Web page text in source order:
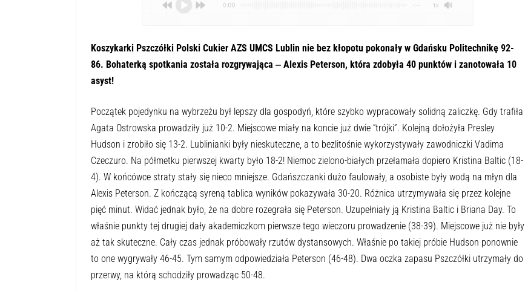
0:00 -:--
Koszykarki Pszczółki Polski Cukier AZS UMCS Lublin nie bez kłopotu pokonały w Gdańsku Politechnikę 92-
86. Bohaterką spotkania została rozgrywająca ‒ Alexis Peterson, która zdobyła 40 punktów i zanotowała 10
asyst!
Początek pojedynku na wybrzeżu był lepszy dla gospodyń, które szybko wypracowały solidną zaliczkę. Gdy trafiła
Agata Ostrowska prowadziły już 10-2. Miejscowe miały na koncie już dwie “trójki”. Kolejną dołożyła Presley
Hudson i zrobiło się 13-2. Lublinianki były nieskuteczne, a to bezlitośnie wykorzystywały zawodniczki Vadima
Czeczuro. Na półmetku pierwszej kwarty było 18-2! Niemoc zielono-białych przełamała dopiero Kristina Baltic (18-
4). W końcówce straty stały się nieco mniejsze. Gdańszczanki dużo faulowały, a osobiste były wodą na młyn dla
Alexis Peterson. Z kończącą syreną tablica wyników pokazywała 30-20. Różnica utrzymywała się przez kolejne
pięć minut. Widać jednak było, że na dobre rozegrała się Peterson. Uzupełniały ją Kristina Baltic i Briana Day. To
właśnie punkty tej drugiej dały akademiczkom pierwsze tego wieczoru prowadzenie (38-39). Miejscowe już nie były
aż tak skuteczne. Cały czas jednak próbowały rzutów dystansowych. Właśnie po takiej próbie Hudson ponownie
to one wygrywały 46-45. Tym samym odpowiedziała Peterson (46-48). Dwa oczka zapasu Pszczółki utrzymały do
przerwy, na którą schodziły prowadząc 50-48.